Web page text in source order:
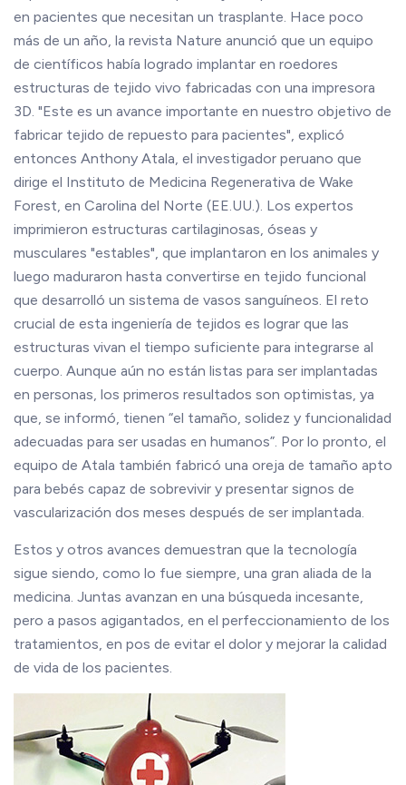
en pacientes que necesitan un trasplante. Hace poco
más de un año, la revista Nature anunció que un equipo
de científicos había logrado implantar en roedores
estructuras de tejido vivo fabricadas con una impresora
3D. "Este es un avance importante en nuestro objetivo de
fabricar tejido de repuesto para pacientes", explicó
entonces Anthony Atala, el investigador peruano que
dirige el Instituto de Medicina Regenerativa de Wake
Forest, en Carolina del Norte (EE.UU.). Los expertos
imprimieron estructuras cartilaginosas, óseas y
musculares "estables", que implantaron en los animales y
luego maduraron hasta convertirse en tejido funcional
que desarrolló un sistema de vasos sanguíneos. El reto
crucial de esta ingeniería de tejidos es lograr que las
estructuras vivan el tiempo suficiente para integrarse al
cuerpo. Aunque aún no están listas para ser implantadas
en personas, los primeros resultados son optimistas, ya
que, se informó, tienen “el tamaño, solidez y funcionalidad
adecuadas para ser usadas en humanos”. Por lo pronto, el
equipo de Atala también fabricó una oreja de tamaño apto
para bebés capaz de sobrevivir y presentar signos de
vascularización dos meses después de ser implantada.
Estos y otros avances demuestran que la tecnología
sigue siendo, como lo fue siempre, una gran aliada de la
medicina. Juntas avanzan en una búsqueda incesante,
pero a pasos agigantados, en el perfeccionamiento de los
tratamientos, en pos de evitar el dolor y mejorar la calidad
de vida de los pacientes.